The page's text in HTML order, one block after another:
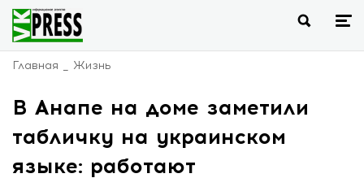
Главная Жизнь
В Анапе на доме заметили
табличку на украинском
языке: работают